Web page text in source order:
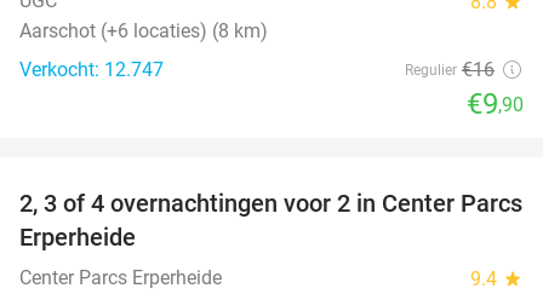
Aarschot (+6 locaties) (8 km)
Verkocht: 12.747
Regulier €16
€9,90
17%
2, 3 of 4 overnachtingen voor 2 in Center Parcs
Erperheide
Center Parcs Erperheide 9.4 star